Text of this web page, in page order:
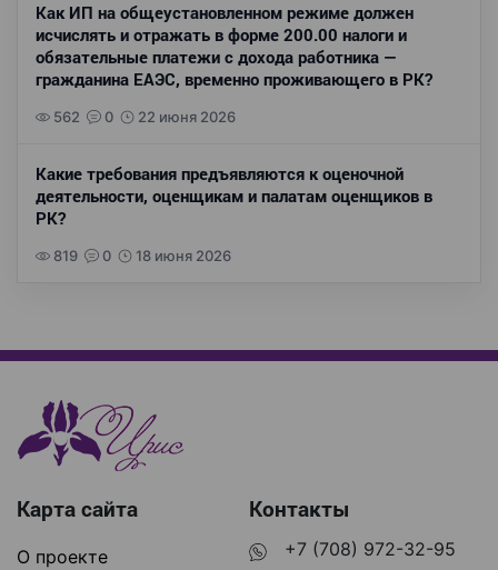
Как ИП на общеустановленном режиме должен
исчислять и отражать в форме 200.00 налоги и
обязательные платежи с дохода работника —
гражданина ЕАЭС, временно проживающего в РК?
562 0 22 июня 2026
Какие требования предъявляются к оценочной
деятельности, оценщикам и палатам оценщиков в
РК?
819 0 18 июня 2026
Карта сайта
О проекте
Контакты
+7 (708) 972-32-95